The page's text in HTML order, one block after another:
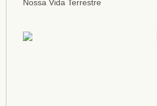
Nossa Vida Terrestre